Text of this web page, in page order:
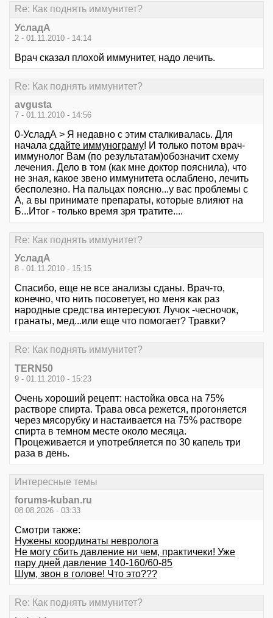
Re: Как поднять иммунитет?
УсладА
2 - 01.11.2010 - 14:14
Врач сказал плохой иммунитет, надо лечить.
Re: Как поднять иммунитет?
avgusta
7 - 01.11.2010 - 14:56
0-УсладА > Я недавно с этим сталкивалась. Для
начала сдайте иммунограму! И только потом врач-
иммунолог Вам (по результатам)обозначит схему
лечения. Дело в том (как мне доктор пояснила), что
не зная, какое звено иммунитета ослаблено, лечить
бесполезно. На пальцах поясню...у вас проблемы с
А, а вы принимате препараты, которые влияют на
Б...Итог - только время зря тратите....
Re: Как поднять иммунитет?
УсладА
8 - 01.11.2010 - 15:15
Спасибо, еще не все анализы сданы. Врач-то,
конечно, что нить посоветует, но меня как раз
народные средства интересуют. Лучок -чесночок,
гранаты, мед...или еще что помогает? Травки?
Re: Как поднять иммунитет?
TERN50
9 - 01.11.2010 - 15:23
Очень хороший рецепт: настойка овса на 75%
растворе спирта. Трава овса режется, прогоняется
через мясорубку и настаивается на 75% растворе
спирта в темном месте около месяца.
Процеживается и употребляется по 30 капель три
раза в день.
Интересные темы
forums-kuban.ru
08.08.2026 - 03:33
Смотри также:
Нужены координаты невролога
Не могу сбить давление ни чем, практичеки! Уже
пару дней давление 140-160/60-85
Шум, звон в голове! Что это???
Re: Как поднять иммунитет?